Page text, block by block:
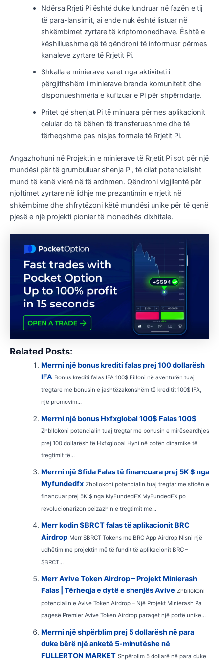
Ndërsa Rrjeti Pi është duke lundruar në fazën e tij
të para-lansimit, ai ende nuk është listuar në
shkëmbimet zyrtare të kriptomonedhave. Është e
këshillueshme që të qëndroni të informuar përmes
kanaleve zyrtare të Rrjetit Pi.
Shkalla e minierave varet nga aktiviteti i
përgjithshëm i minierave brenda komunitetit dhe
disponueshmëria e kufizuar e Pi për shpërndarje.
Pritet që shenjat Pi të minuara përmes aplikacionit
celular do të bëhen të transferueshme dhe të
tërheqshme pas nisjes formale të Rrjetit Pi.
Angazhohuni në Projektin e minierave të Rrjetit Pi sot për një
mundësi për të grumbulluar shenja Pi, të cilat potencialisht
mund të kenë vlerë në të ardhmen. Qëndroni vigjilentë për
njoftimet zyrtare në lidhje me prezantimin e rrjetit në
shkëmbime dhe shfrytëzoni këtë mundësi unike për të qenë
pjesë e një projekti pionier të monedhës dixhitale.
Related Posts:
Merrni një bonus krediti falas prej 100 dollarësh
IFA Bonus krediti falas IFA 100$ Filloni në aventurën tuaj
tregtare me bonusin e jashtëzakonshëm të kreditit 100$ IFA,
një promovim...
Merrni një bonus Hxfxglobal 100$ Falas 100$
Zhbllokoni potencialin tuaj tregtar me bonusin e mirëseardhjes
prej 100 dollarësh të Hxfxglobal Hyni në botën dinamike të
tregtimit të...
Merrni një Sfida Falas të financuara prej 5K $ nga
Myfundedfx Zhbllokoni potencialin tuaj tregtar me sfidën e
financuar prej 5K $ nga MyFundedFX MyFundedFX po
revolucionarizon peizazhin e tregtimit me...
Merr kodin $BRCT falas të aplikacionit BRC
Airdrop Merr $BRCT Tokens me BRC App Airdrop Nisni një
udhëtim me projektin më të fundit të aplikacionit BRC –
$BRCT...
Merr Avive Token Airdrop – Projekt Minierash
Falas | Tërheqja e dytë e shenjës Avive Zhbllokoni
potencialin e Avive Token Airdrop – Një Projekt Minierash Pa
pagesë Premier Avive Token Airdrop paraqet një portë unike...
Merrni një shpërblim prej 5 dollarësh në para
duke bërë një anketë 5-minutëshe në
FULLERTON MARKET Shpërblim 5 dollarë në para duke